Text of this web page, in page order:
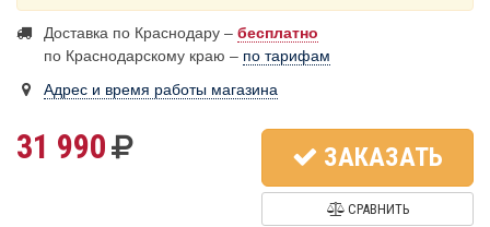
Доставка по Краснодару – бесплатно
по Краснодарскому краю – по тарифам
Адрес и время работы магазина
31 990 ЗАКАЗАТЬ
СРАВНИТЬ